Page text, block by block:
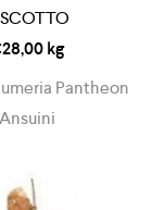
28,00kg
Pantheon
Ansuini